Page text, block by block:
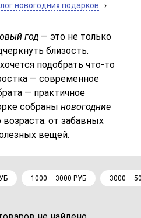
новогодних подарков
›
год — это не только
близость.
подобрать что-то
— современное
— практичное
собраны новогодние
от забавных
вещей.
1000 – 3000 РУБ 3000 –